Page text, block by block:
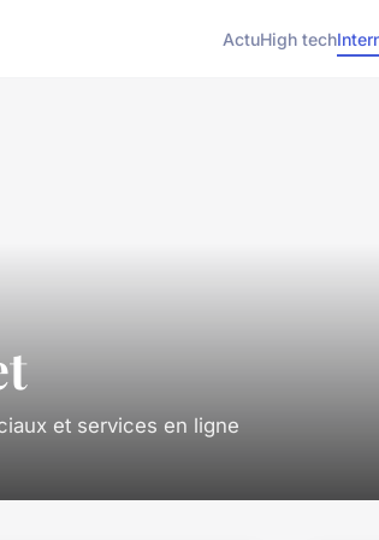
ActuHigh tech
et services en ligne